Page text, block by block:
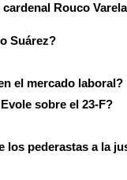
Rouco
Suárez?
el mercado laboral?
sobre el 23-F?
los pederastas a la